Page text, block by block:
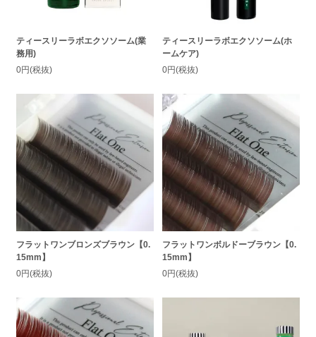
ティースリーラボエクソソーム(業
務用)
0円(税抜)
ティースリーラボエクソソーム(ホ
ームケア)
0円(税抜)
フラットワンブロンズブラウン【0.
15mm】
0円(税抜)
フラットワンボルドーブラウン【0.
15mm】
0円(税抜)